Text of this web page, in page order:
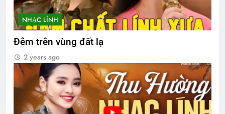
NHẠC LÍNH
Đêm trên vùng đất lạ
2 years ago